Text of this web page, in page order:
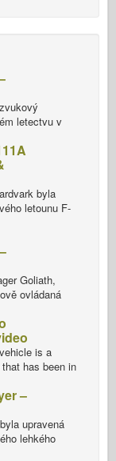
letectvu v
byla
letounu F-
Goliath,
ovládaná
is a
has been in
–
upravená
lehkého